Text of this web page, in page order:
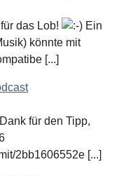
das Lob!
Ein
könnte mit
[...]
für den Tipp,
2bb1606552e [...]